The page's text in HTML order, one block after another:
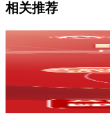
相关推荐